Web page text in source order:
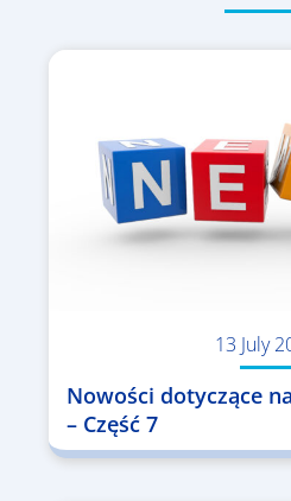
13 July
Nowości dotyczące
– Część 7